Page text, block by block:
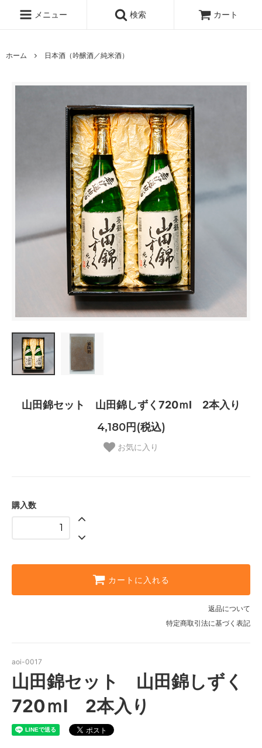
メニュー 検索 カート
ホーム 日本酒（吟醸酒／純米酒）
山田錦セット 山田錦しずく720ｍl 2本入り
4,180円(税込)
お気に入り
購入数
カートに入れる
返品について
特定商取引法に基づく表記
aoi-0017
山田錦セット 山田錦しずく
720ｍl 2本入り